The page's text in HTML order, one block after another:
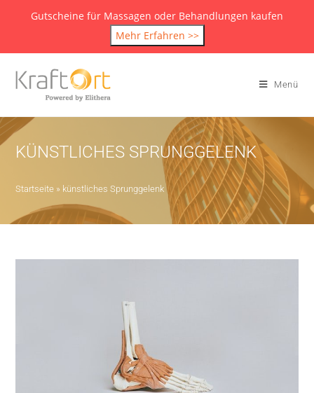
Gutscheine für Massagen oder Behandlungen kaufen
Mehr Erfahren >>
Menü
KÜNSTLICHES SPRUNGGELENK
Startseite » künstliches Sprunggelenk